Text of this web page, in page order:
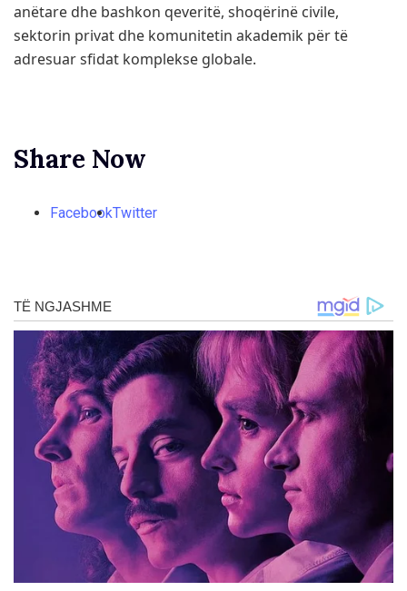
anëtare dhe bashkon qeveritë, shoqërinë civile,
sektorin privat dhe komunitetin akademik për të
adresuar sfidat komplekse globale.
Share Now
FacebookTwitter